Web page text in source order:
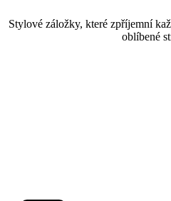
Stylové záložky, které zpříjemní
oblíbené